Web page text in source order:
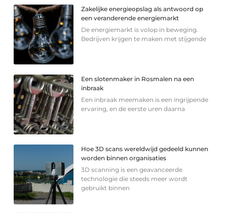
Zakelijke energieopslag als antwoord op
een veranderende energiemarkt
De energiemarkt is volop in beweging.
Bedrijven krijgen te maken met stijgende
Een slotenmaker in Rosmalen na een
inbraak
Een inbraak meemaken is een ingrijpende
ervaring, en de eerste uren daarna
Hoe 3D scans wereldwijd gedeeld kunnen
worden binnen organisaties
3D scanning is een geavanceerde
technologie die steeds meer wordt
gebruikt binnen